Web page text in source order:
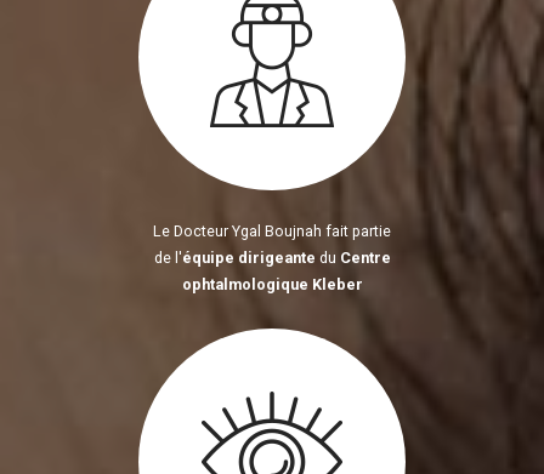
Le Docteur Ygal Boujnah fait partie
de l'équipe dirigeante du Centre
ophtalmologique Kleber